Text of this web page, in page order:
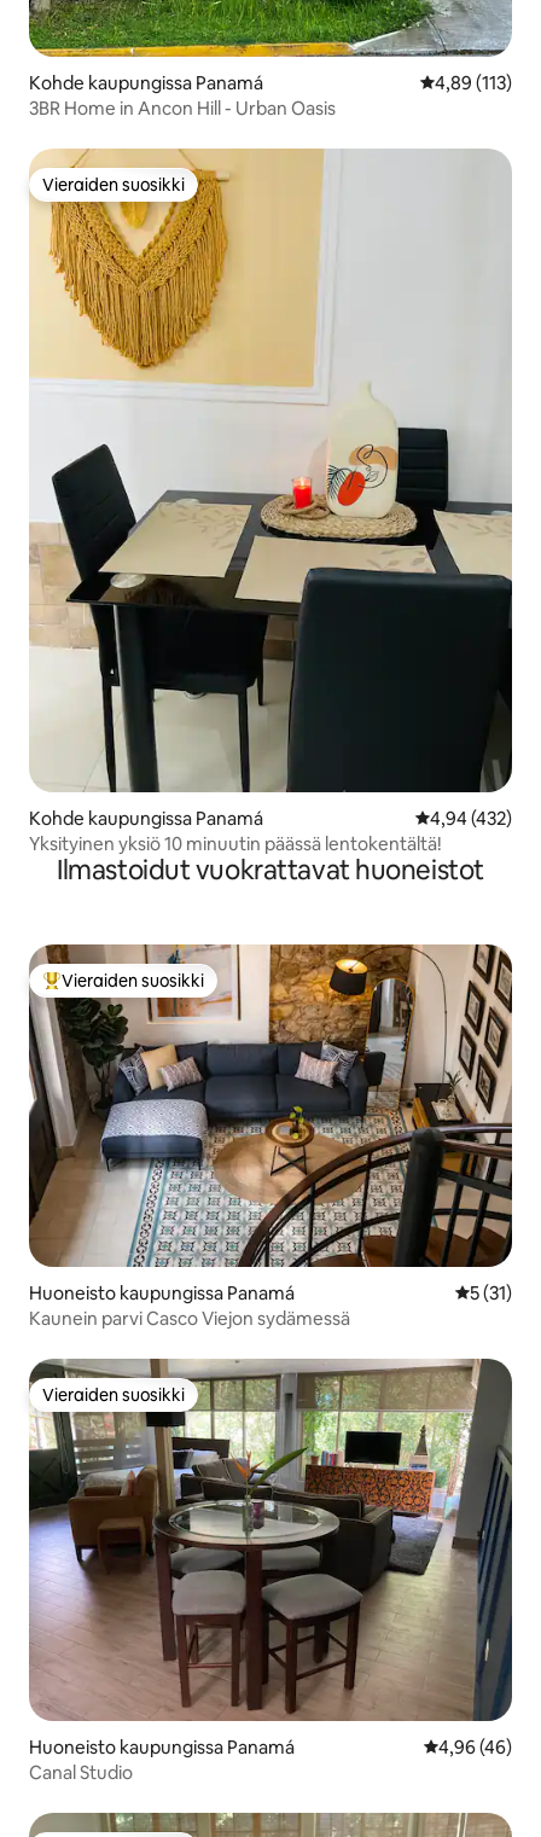
Kohde kaupungissa Panamá
4,89 (113)
3BR Home in Ancon Hill - Urban Oasis
Vieraiden suosikki
Vieraiden suosikki
Kohde kaupungissa Panamá
4,94 (432)
Yksityinen yksiö 10 minuutin päässä lentokentältä!
Ilmastoidut vuokrattavat huoneistot
Vieraiden suosikkien parhaimmistoa
Vieraiden suosikki
Huoneisto kaupungissa Panamá
5 (31)
Kaunein parvi Casco Viejon sydämessä
Vieraiden suosikki
Vieraiden suosikki
Huoneisto kaupungissa Panamá
4,96 (46)
Canal Studio